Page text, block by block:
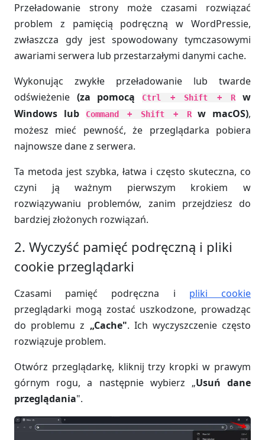
Przeładowanie strony może czasami rozwiązać
problem z pamięcią podręczną w WordPressie,
zwłaszcza gdy jest spowodowany tymczasowymi
awariami serwera lub przestarzałymi danymi cache.
Wykonując zwykłe przeładowanie lub twarde
odświeżenie (za pomocą Ctrl + Shift + Rw
Windows lub
Command + Shift + Rw macOS),
możesz mieć pewność, że przeglądarka pobiera
najnowsze dane z serwera.
Ta metoda jest szybka, łatwa i często skuteczna, co
czyni ją ważnym pierwszym krokiem w
rozwiązywaniu problemów, zanim przejdziesz do
bardziej złożonych rozwiązań.
2. Wyczyść pamięć podręczną i pliki
cookie przeglądarki
Czasami pamięć podręczna i pliki cookie
przeglądarki mogą zostać uszkodzone, prowadząc
do problemu z „Cache". Ich wyczyszczenie często
rozwiązuje problem.
Otwórz przeglądarkę, kliknij trzy kropki w prawym
górnym rogu, a następnie wybierz „Usuń dane
przeglądania".